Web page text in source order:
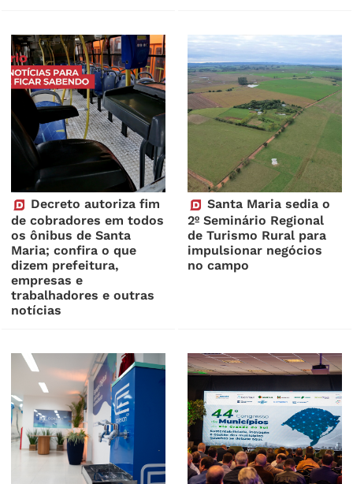
Decreto autoriza fim
de cobradores em todos
os ônibus de Santa
Maria; confira o que
dizem prefeitura,
empresas e
trabalhadores e outras
notícias
Santa Maria sedia o
2º Seminário Regional
de Turismo Rural para
impulsionar negócios
no campo